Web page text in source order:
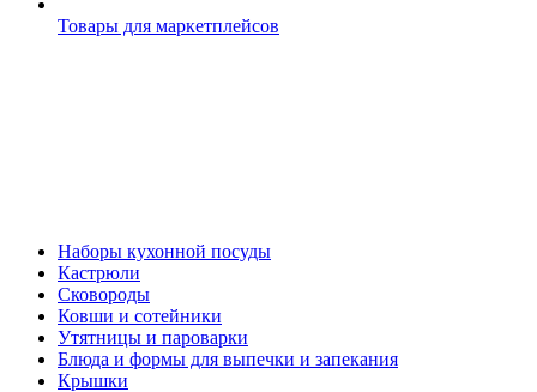
Товары для маркетплейсов
Наборы кухонной посуды
Кастрюли
Сковороды
Ковши и сотейники
Утятницы и пароварки
Блюда и формы для выпечки и запекания
Крышки